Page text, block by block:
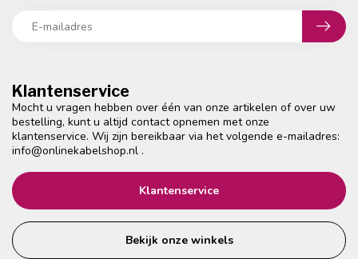
Klantenservice
Mocht u vragen hebben over één van onze artikelen of over uw
bestelling, kunt u altijd contact opnemen met onze
klantenservice. Wij zijn bereikbaar via het volgende e-mailadres:
info@onlinekabelshop.nl .
Klantenservice
Bekijk onze winkels